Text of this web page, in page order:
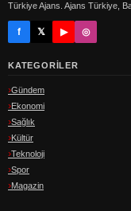
Türkiye Ajans. Ajans Türkiye,
f 𝕏 ▶ ◎
KATEGORILER
Gündem
Ekonomi
Sağlık
Kültür
Teknoloji
Spor
Magazin